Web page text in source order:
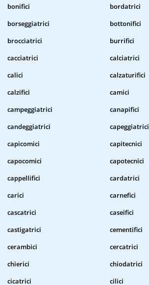
bonifici
bordatrici
borseggiatrici
bottonifici
brocciatrici
burrifici
cacciatrici
calciatrici
calici
calzaturifici
calzifici
camici
campeggiatrici
canapifici
candeggiatrici
capeggiatrici
capicomici
capitecnici
capocomici
capotecnici
cappellifici
cardatrici
carici
carnefici
cascatrici
caseifici
castigatrici
cementifici
cerambici
cercatrici
chierici
chiodatrici
cicatrici
cilici